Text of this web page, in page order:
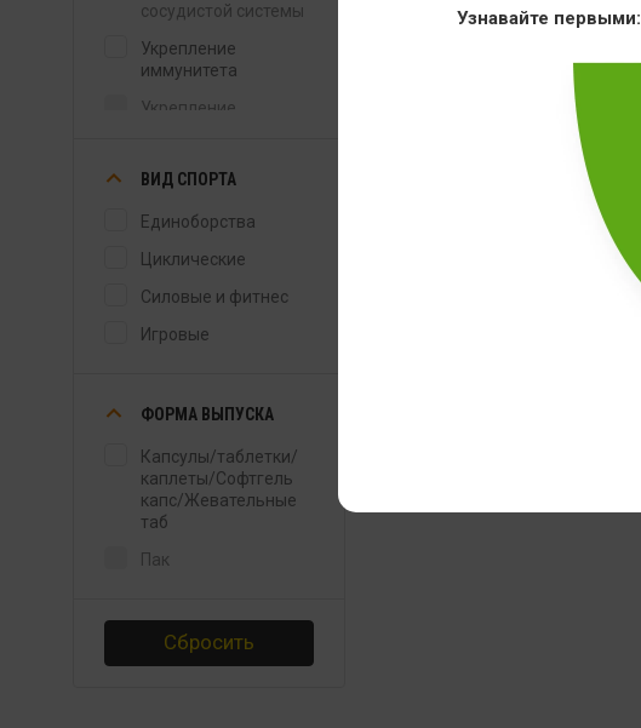
сосудистой системы
Укрепление
иммунитета
Укрепление
Улучшение мужского
здоровья
Восстановление
Повышение общего
тонуса
ВИД СПОРТА
Единоборства
Циклические
Силовые и фитнес
Игровые
ФОРМА ВЫПУСКА
Капсулы/таблетки/
каплеты/Софтгель
капс/Жевательные
таб
Пак
Сбросить
Узнавайте первыми: